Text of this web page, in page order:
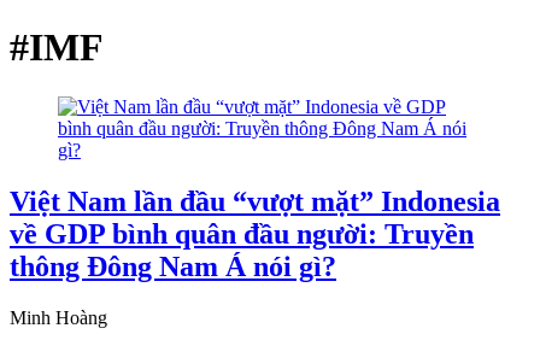
#IMF
Việt Nam lần đầu “vượt mặt” Indonesia
về GDP bình quân đầu người: Truyền
thông Đông Nam Á nói gì?
Minh Hoàng